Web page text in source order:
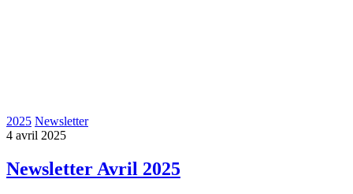
2025 Newsletter
4 avril 2025
Newsletter Avril 2025